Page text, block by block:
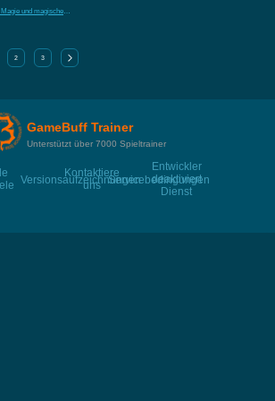
und magische Privilegien freischalten, um den Weg zum legendären Zauberer zu
2 3
GameBuff Trainer
Unterstützt über 7000 Spieltrainer
Versionsaufzeichnungen
Kontaktiere
uns Servicebedingungen
Entwickler
deaktiviert
Dienst